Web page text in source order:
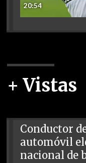
20:54
+ Vistas
Conductor
automóvil
nacional de